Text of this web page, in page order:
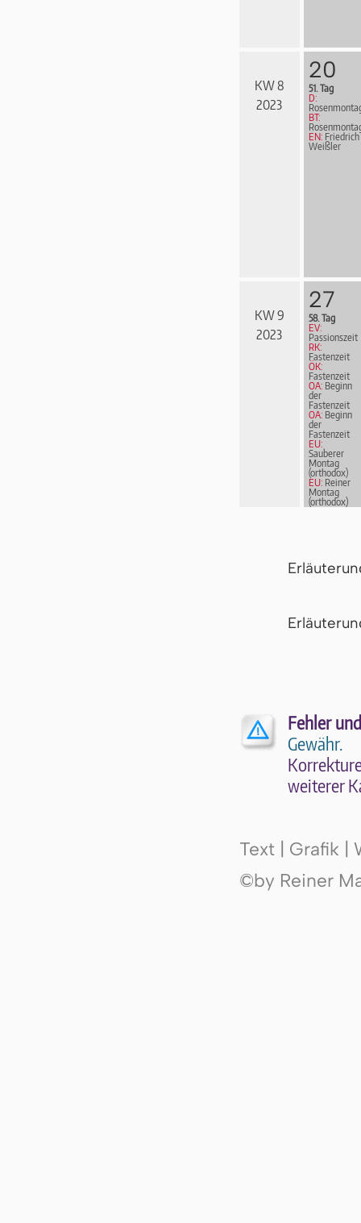
KW 8
2023
20
51. Tag
D:
BT:
EN: Friedrich
Weißler
KW 9
2023
27
58. Tag
EV:
Passionszeit
RK:
Fastenzeit
ÖK:
Fastenzeit
OA: Beginn
der
Fastenzeit
OA: Beginn
der
Fastenzeit
EU:
Sauberer
Montag
(orthodox)
EU: Reiner
Montag
(orthodox)
EN:Patrick
Fehler
Gewähr.
wei­te­rer
Text | Grafik |
©by Reiner